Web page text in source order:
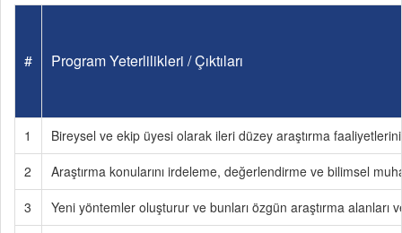
# Program Yeterlilikleri / Çıktıları
1
Bireysel ve ekip üyesi olarak ileri düzey araştırma
2
Araştırma konularını irdeleme, değerlendirme ve bilimsel
3
Yeni yöntemler oluşturur ve bunları özgün araştırma alanları